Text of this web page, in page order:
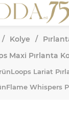
/ Kolye /
Maxi Pırlanta
Loops Lariat
Flame Whispers